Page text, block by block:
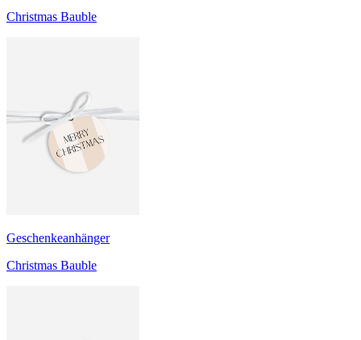
Christmas Bauble
Geschenkeanhänger
Christmas Bauble